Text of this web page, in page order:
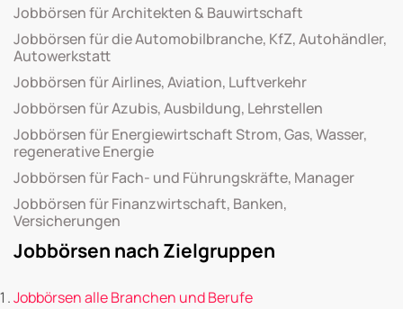
Jobbörsen für Architekten & Bauwirtschaft
Jobbörsen für die Automobilbranche, KfZ, Autohändler,
Autowerkstatt
Jobbörsen für Airlines, Aviation, Luftverkehr
Jobbörsen für Azubis, Ausbildung, Lehrstellen
Jobbörsen für Energiewirtschaft Strom, Gas, Wasser,
regenerative Energie
Jobbörsen für Fach- und Führungskräfte, Manager
Jobbörsen für Finanzwirtschaft, Banken,
Versicherungen
Jobbörsen nach Zielgruppen
Jobbörsen alle Branchen und Berufe